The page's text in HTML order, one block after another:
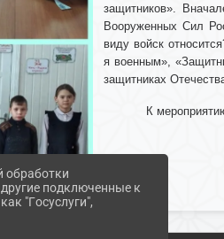
защитников».
Вооруженных Сил
виду войск
я военным»,
защитниках
К
обработки
подключенные к
"Госуслуги",